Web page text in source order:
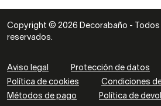
Copyright © 2026 Decorabaño - Todos
reservados.
Aviso legal
Protección de datos
Política de cookies
Condiciones
Métodos de pago
Política de